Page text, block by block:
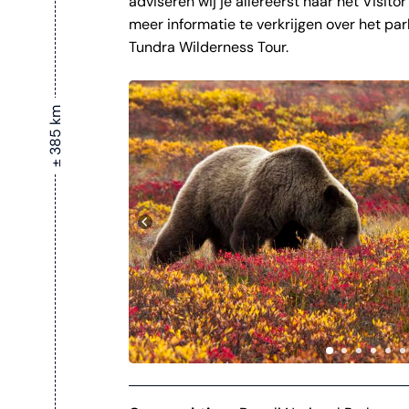
± 385 km
meer informatie te verkrijgen over het
Tundra Wilderness Tour.